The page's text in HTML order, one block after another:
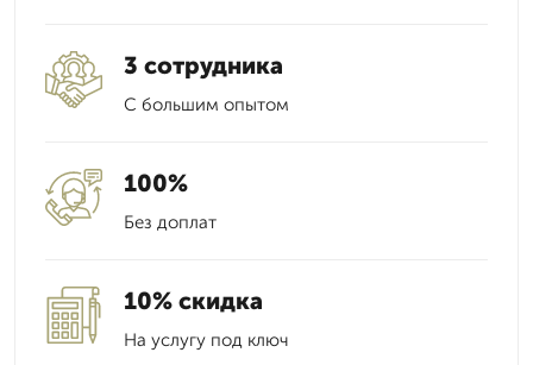
3 сотрудника
С большим опытом
100%
Без доплат
10% скидка
На услугу под ключ